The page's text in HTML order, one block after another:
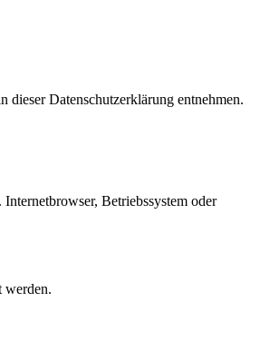
Datenschutzerklärung entnehmen.
Betriebssystem oder
werden.